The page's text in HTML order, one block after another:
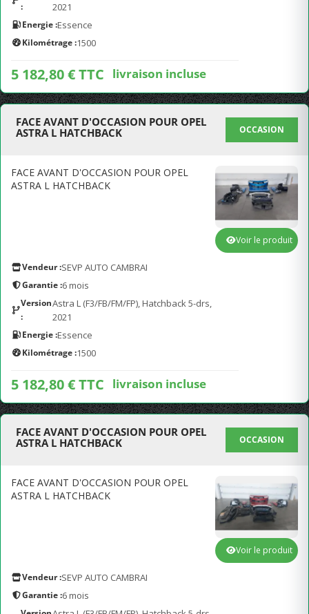
:
2021
Energie :Essence
Kilométrage :1500
5 182,80 € TTC livraison incluse
FACE AVANT D'OCCASION POUR OPEL
ASTRA L HATCHBACK
OCCASION
FACE AVANT D'OCCASION POUR OPEL
ASTRA L HATCHBACK
Vendeur :SEVP AUTO CAMBRAI
Garantie :6 mois
Version
:
Astra L (F3/FB/FM/FP), Hatchback 5-drs,
2021
Energie :Essence
Kilométrage :1500
5 182,80 € TTC livraison incluse
Voir le produit
FACE AVANT D'OCCASION POUR OPEL
ASTRA L HATCHBACK
OCCASION
FACE AVANT D'OCCASION POUR OPEL
ASTRA L HATCHBACK
Vendeur :SEVP AUTO CAMBRAI
Garantie :6 mois
Voir le produit